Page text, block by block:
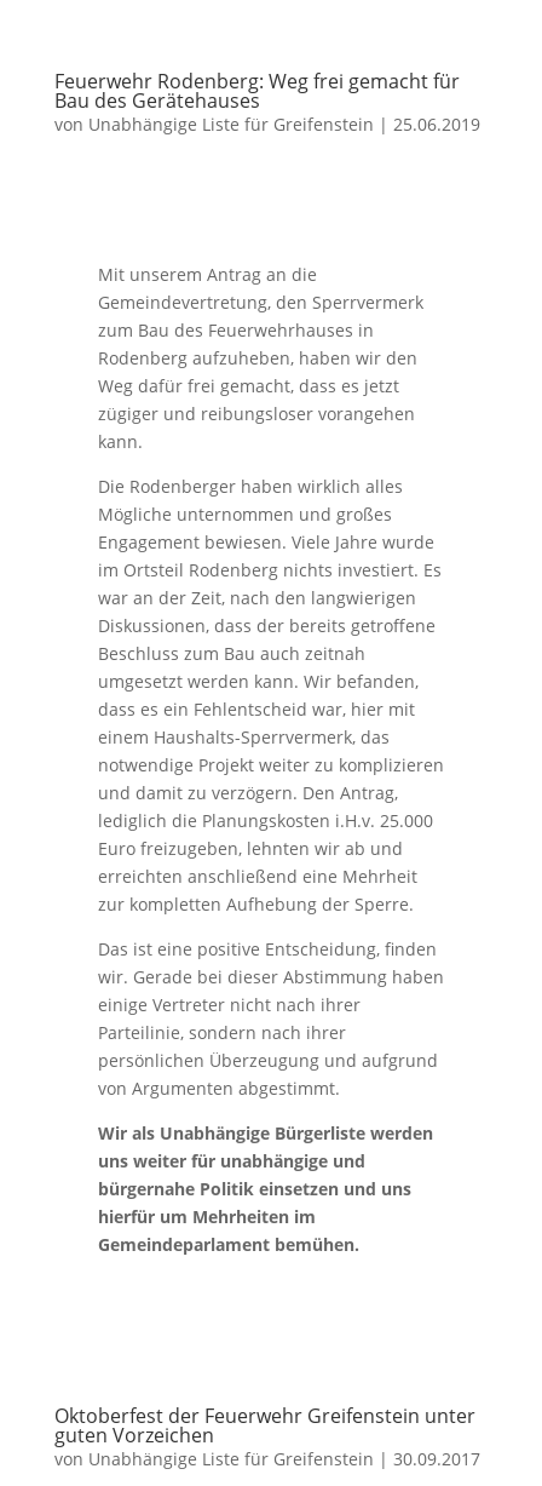
Feuerwehr Rodenberg: Weg frei gemacht für
Bau des Gerätehauses
von Unabhängige Liste für Greifenstein | 25.06.2019
Mit unserem Antrag an die
Gemeindevertretung, den Sperrvermerk
zum Bau des Feuerwehrhauses in
Rodenberg aufzuheben, haben wir den
Weg dafür frei gemacht, dass es jetzt
zügiger und reibungsloser vorangehen
kann.
Die Rodenberger haben wirklich alles
Mögliche unternommen und großes
Engagement bewiesen. Viele Jahre wurde
im Ortsteil Rodenberg nichts investiert. Es
war an der Zeit, nach den langwierigen
Diskussionen, dass der bereits getroffene
Beschluss zum Bau auch zeitnah
umgesetzt werden kann. Wir befanden,
dass es ein Fehlentscheid war, hier mit
einem Haushalts-Sperrvermerk, das
notwendige Projekt weiter zu komplizieren
und damit zu verzögern. Den Antrag,
lediglich die Planungskosten i.H.v. 25.000
Euro freizugeben, lehnten wir ab und
erreichten anschließend eine Mehrheit
zur kompletten Aufhebung der Sperre.
Das ist eine positive Entscheidung, finden
wir. Gerade bei dieser Abstimmung haben
einige Vertreter nicht nach ihrer
Parteilinie, sondern nach ihrer
persönlichen Überzeugung und aufgrund
von Argumenten abgestimmt.
Wir als Unabhängige Bürgerliste werden
uns weiter für unabhängige und
bürgernahe Politik einsetzen und uns
hierfür um Mehrheiten im
Gemeindeparlament bemühen.
Oktoberfest der Feuerwehr Greifenstein unter
guten Vorzeichen
von Unabhängige Liste für Greifenstein | 30.09.2017